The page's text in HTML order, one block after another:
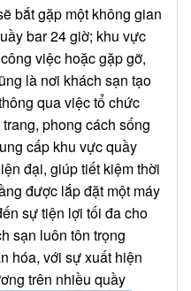
bắt gặp một không gian
bar 24 giờ; khu vực
việc hoặc gặp gỡ,
là nơi khách sạn tạo
qua việc tổ chức
phong cách sống
cấp khu vực quầy
đại, giúp tiết kiệm thời
được lắp đặt một máy
sự tiện lợi tối đa cho
sạn luôn tôn trọng
hóa, với sự xuất hiện
trên nhiều quầy